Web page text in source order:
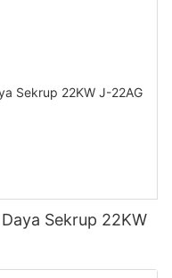
Sekrup 22KW